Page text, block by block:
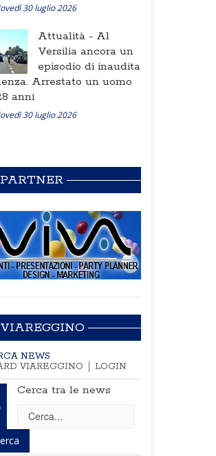
30 luglio 2026
Attualità - Al
Versilia ancora un
episodio di inaudita
Arrestato un uomo
anni
30 luglio 2026
PARTNER
VIAREGGINO
NEWS
VIAREGGINO
LOGIN
Cerca tra le news